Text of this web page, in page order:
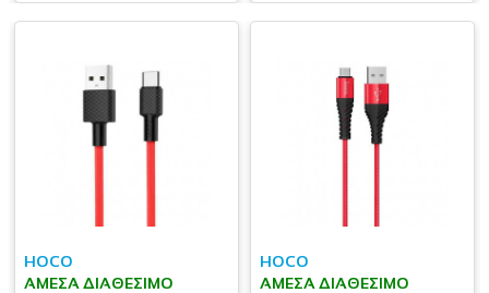
HOCO
ΆΜΕΣΑ ΔΙΑΘΈΣΙΜΟ
HOCO
ΆΜΕΣΑ ΔΙΑΘΈΣΙΜΟ